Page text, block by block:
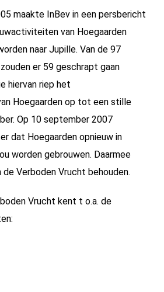
maakte InBev in een persbericht
van Hoegaarden
naar Jupille. Van de 97
er 59 geschrapt gaan
hiervan riep het
Hoegaarden op tot een stille
Op 10 september 2007
dat Hoegaarden opnieuw in
worden gebrouwen. Daarmee
Verboden Vrucht behouden.
Vrucht kent t o.a. de